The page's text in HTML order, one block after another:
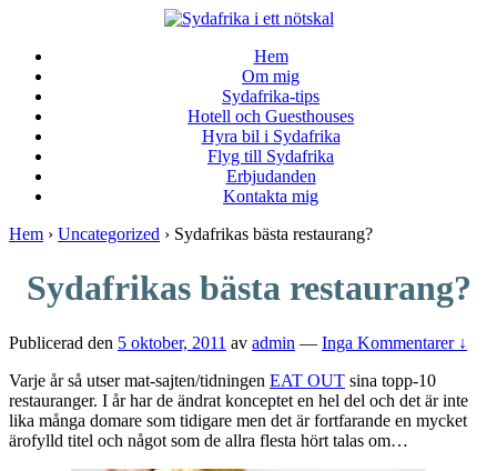
Main
Content
Hem
Om mig
Sydafrika-tips
Hotell och Guesthouses
Hyra bil i Sydafrika
Flyg till Sydafrika
Erbjudanden
Kontakta mig
Hem › Uncategorized › Sydafrikas bästa restaurang?
Sydafrikas bästa restaurang?
Publicerad den 5 oktober, 2011 av admin — Inga Kommentarer ↓
Varje år så utser mat-sajten/tidningen EAT OUT sina topp-10
restauranger. I år har de ändrat konceptet en hel del och det är inte
lika många domare som tidigare men det är fortfarande en mycket
ärofylld titel och något som de allra flesta hört talas om…